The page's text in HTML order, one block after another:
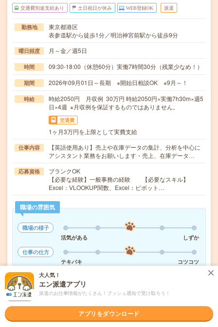
交通費別途支給あり 土日祝日が休み WEB登録OK 派遣
勤務地
東京都港区
表参道駅から徒歩1分／明治神宮前駅から徒歩9分
曜日頻度 月～金／週5日
時間 09:30-18:00（休憩60分）実働7時間30分（残業少なめ！）
期間 2026年09月01日～長期 ※開始日相談OK ※9月～！
時給
時給2050円 月収例 30万円 時給2050円×実働7h30m×週5
日×4週 ※月収例を保証するものではありません。
交通費
1ヶ月3万円を上限として実費支給
仕事内容
【英語使用あり】売上や在庫データの集計、分析を中心に
アシスタント業務をお願いします・売上、在庫データ…
応募資格
ブランクOK
【必要な経験】一般事務の経験 【必要なスキル】
Excel：VLOOKUP関数、Excel：ピボット…
職場の雰囲気
職場の様子
活気がある
しずか
仕事の仕方
テキパキ
コツコツ
気になる! 応募へ進む 詳しく見る
派遣会社 株式会社リクルートスタッフィング
大人気！
エン派遣アプリ
派遣のお仕事情報がたくさん！プッシュ通知で受け取ろう！
アプリをダウンロード